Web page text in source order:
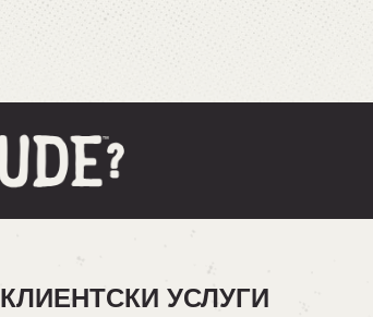
КЛИЕНТСКИ УСЛУГИ